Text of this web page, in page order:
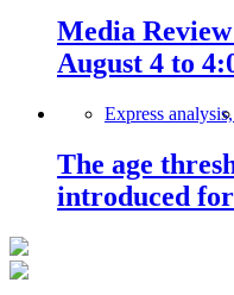
Media
August 4 to
Express analysis,
The age
introduced